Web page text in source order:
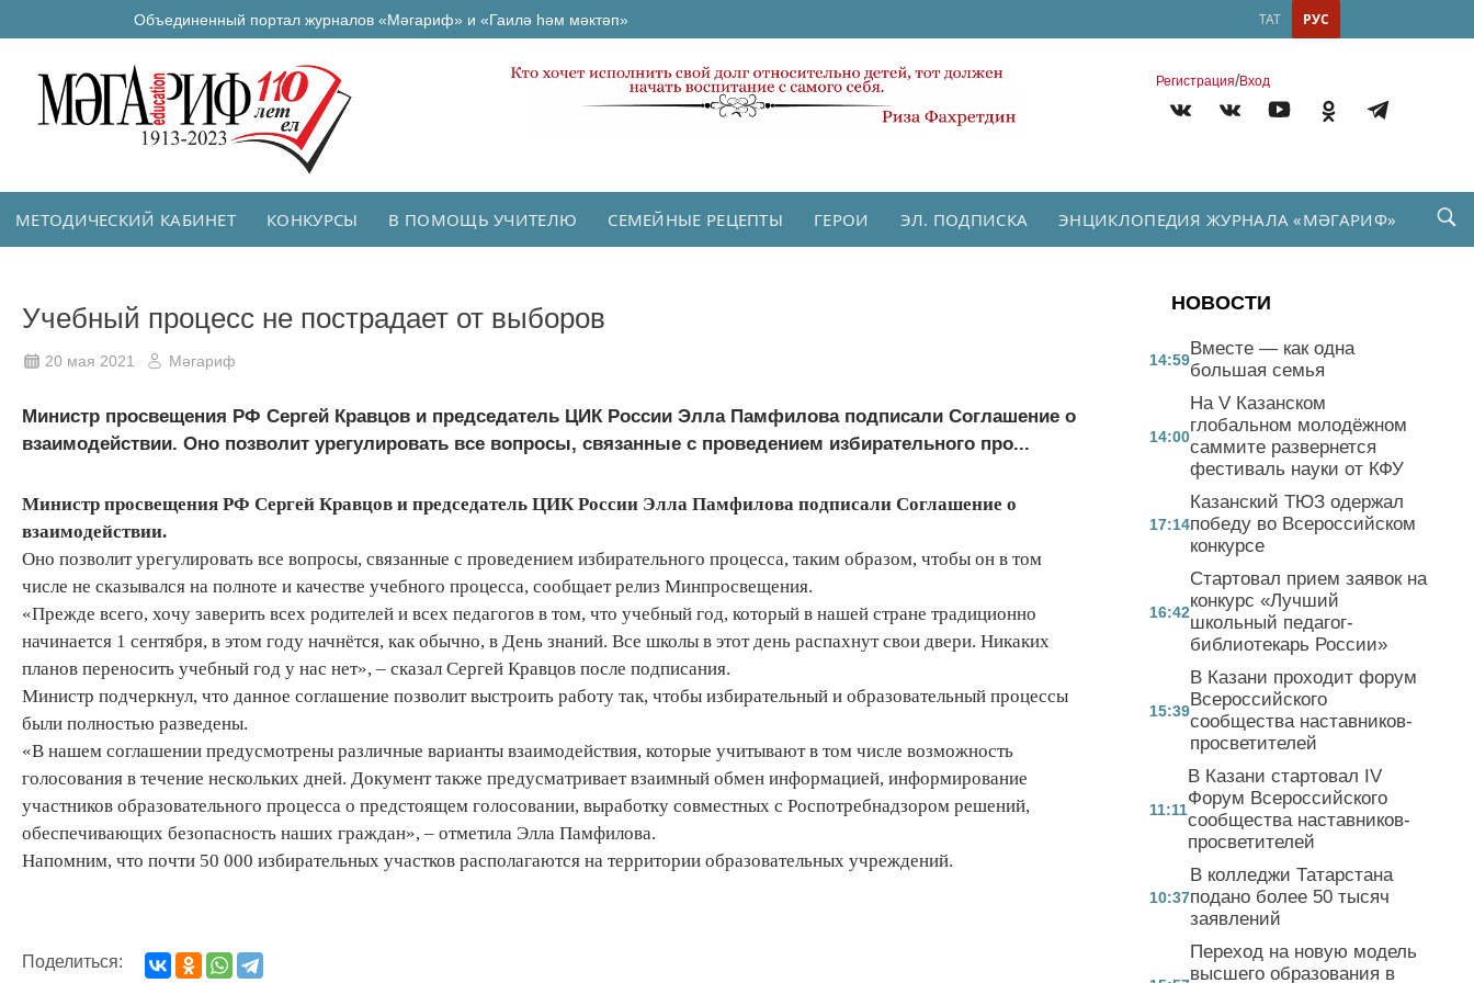
Объединенный портал журналов «Мәгариф» и «Гаилә һәм мәктәп» РУС
ТАТ
Регистрация/Вход
МЕТОДИЧЕСКИЙ КАБИНЕТ КОНКУРСЫ В ПОМОЩЬ УЧИТЕЛЮ СЕМЕЙНЫЕ РЕЦЕПТЫ ГЕРОИ ЭЛ. ПОДПИСКА ЭНЦИКЛОПЕДИЯ ЖУРНАЛА «МӘГАРИФ»
Учебный процесс не пострадает от выборов
20 мая 2021 Мәгариф
Министр просвещения РФ Сергей Кравцов и председатель ЦИК России Элла Памфилова подписали Соглашение о
взаимодействии. Оно позволит урегулировать все вопросы, связанные с проведением избирательного про...
Министр просвещения РФ Сергей Кравцов и председатель ЦИК России Элла Памфилова подписали Соглашение о
взаимодействии.
Оно позволит урегулировать все вопросы, связанные с проведением избирательного процесса, таким образом, чтобы он в том
числе не сказывался на полноте и качестве учебного процесса, сообщает релиз Минпросвещения.
«Прежде всего, хочу заверить всех родителей и всех педагогов в том, что учебный год, который в нашей стране традиционно
начинается 1 сентября, в этом году начнётся, как обычно, в День знаний. Все школы в этот день распахнут свои двери. Никаких
планов переносить учебный год у нас нет», – сказал Сергей Кравцов после подписания.
Министр подчеркнул, что данное соглашение позволит выстроить работу так, чтобы избирательный и образовательный процессы
были полностью разведены.
«В нашем соглашении предусмотрены различные варианты взаимодействия, которые учитывают в том числе возможность
голосования в течение нескольких дней. Документ также предусматривает взаимный обмен информацией, информирование
участников образовательного процесса о предстоящем голосовании, выработку совместных с Роспотребнадзором решений,
обеспечивающих безопасность наших граждан», – отметила Элла Памфилова.
Напомним, что почти 50 000 избирательных участков располагаются на территории образовательных учреждений.
Поделиться:
НОВОСТИ
14:59
Вместе — как одна
большая семья
14:00
На V Казанском
глобальном молодёжном
саммите развернется
фестиваль науки от КФУ
17:14
Казанский ТЮЗ одержал
победу во Всероссийском
конкурсе
16:42
Стартовал прием заявок на
конкурс «Лучший
школьный педагог-
библиотекарь России»
15:39
В Казани проходит форум
Всероссийского
сообщества наставников-
просветителей
11:11
В Казани стартовал IV
Форум Всероссийского
сообщества наставников-
просветителей
10:37
В колледжи Татарстана
подано более 50 тысяч
заявлений
Переход на новую модель
высшего образования в